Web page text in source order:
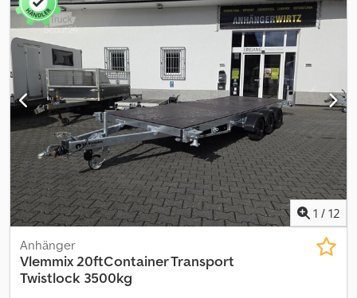
Angebot. Dcsdpfx Ajzrg Ipom Eek unverbindliches Beispiel:
trailershop Event Verkaufsanhänger 510x220x220cm 2000kg
gebremst Tandem Hochlader Einachs V Fahrgestell,
Sandwichaufbau isoliert weiß mit Eintiegstür links Seitenklappe
mit Treppe, 230 Volt Innenbeleuchtung & Steckdose, Anschlüsse
Sicherungskasten Verteiler Steckdosen - 4 kurbel Stützen,
Stützrad..... und in verschiedenen längen und Ausstattungen
erhältlich. Trailershop bietet Ihnen diese einzigartigen Event
Trailer zum fairen Preis bei kurzfristiger Verfügbarkeit.
Neufahrzeug Rechnung MwSt. ausweisbar Garantie vom
Fachhändler seit 35 Jahren Urheberrecht auf Bilder Text Logos
08.2026
1 / 12
Anhänger
Vlemmix20ftContainer Transport
Twistlock 3500kg